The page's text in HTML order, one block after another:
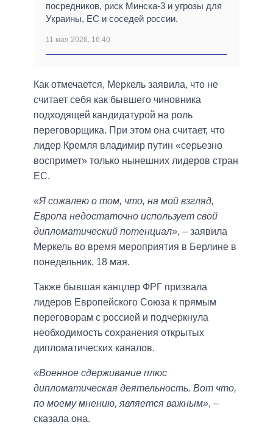
посредников, риск Минска-3 и угрозы для
Украины, ЕС и соседей россии.
11 мая 2026, 16:40
Как отмечается, Меркель заявила, что не
считает себя как бывшего чиновника
подходящей кандидатурой на роль
переговорщика. При этом она считает, что
лидер Кремля владимир путин «серьезно
воспримет» только нынешних лидеров стран
ЕС.
«Я сожалею о том, что, на мой взгляд,
Европа недостаточно использует свой
дипломатический потенциал», – заявила
Меркель во время мероприятия в Берлине в
понедельник, 18 мая.
Также бывшая канцлер ФРГ призвала
лидеров Европейского Союза к прямым
переговорам с россией и подчеркнула
необходимость сохранения открытых
дипломатических каналов.
«Военное сдерживание плюс
дипломатическая деятельность. Вот что,
по моему мнению, является важным», –
сказала она.